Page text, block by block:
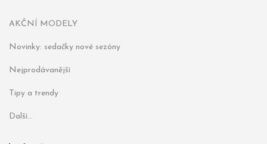
AKČNÍ MODELY
Novinky: sedačky nové sezóny
Nejprodávanější
Tipy a trendy
Další...